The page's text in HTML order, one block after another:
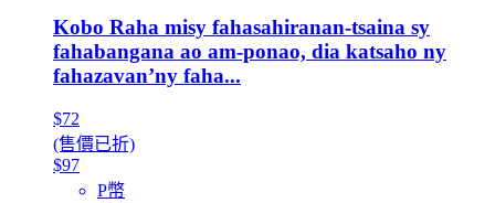
Kobo Raha misy fahasahiranan-tsaina sy
fahabangana ao am-ponao, dia katsaho ny
fahazavan’ny faha...
$72
(售價已折)
$97
P幣